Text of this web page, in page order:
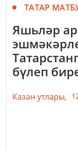
ТАТАР
Яшьләр
бүлеп
Казан утлары,